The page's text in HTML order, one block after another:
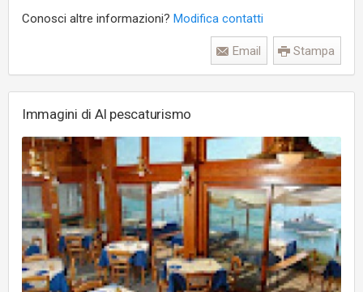
Conosci altre informazioni? Modifica contatti
Stampa
Email
Immagini di Al pescaturismo